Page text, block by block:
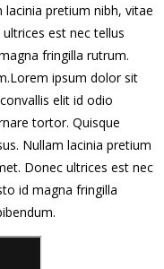
pretium nibh, vitae
est nec tellus
fringilla rutrum.
ipsum dolor sit
elit id odio
tortor. Quisque
Nullam lacinia pretium
Donec ultrices est nec
id magna fringilla